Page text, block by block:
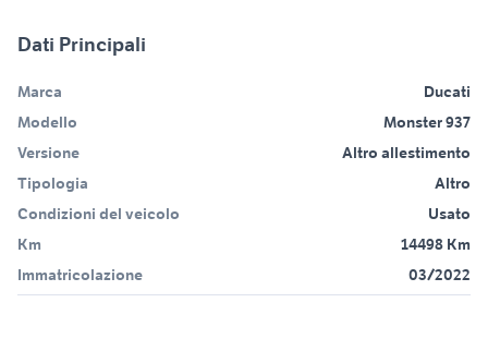
Dati Principali
Marca
Ducati
Modello
Monster 937
Versione
Altro allestimento
Tipologia
Altro
Condizioni del veicolo
Usato
Km
14498 Km
Immatricolazione
03/2022